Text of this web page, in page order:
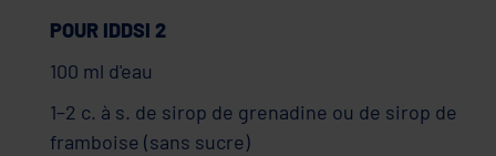
POUR IDDSI 2
100 ml d'eau
1–2 c. à s. de sirop de grenadine ou de sirop de
framboise (sans sucre)